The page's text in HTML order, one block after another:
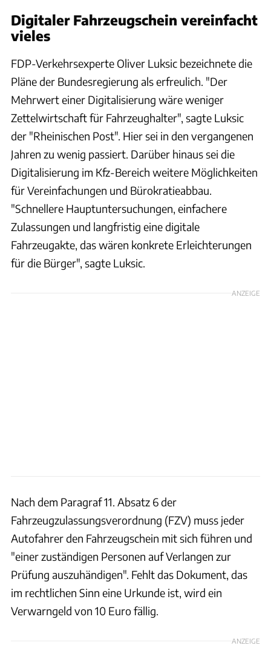
Digitaler Fahrzeugschein vereinfacht
vieles
FDP-Verkehrsexperte Oliver Luksic bezeichnete die
Pläne der Bundesregierung als erfreulich. "Der
Mehrwert einer Digitalisierung wäre weniger
Zettelwirtschaft für Fahrzeughalter", sagte Luksic
der "Rheinischen Post". Hier sei in den vergangenen
Jahren zu wenig passiert. Darüber hinaus sei die
Digitalisierung im Kfz-Bereich weitere Möglichkeiten
für Vereinfachungen und Bürokratieabbau.
"Schnellere Hauptuntersuchungen, einfachere
Zulassungen und langfristig eine digitale
Fahrzeugakte, das wären konkrete Erleichterungen
für die Bürger", sagte Luksic.
ANZEIGE
Nach dem Paragraf 11. Absatz 6 der
Fahrzeugzulassungsverordnung (FZV) muss jeder
Autofahrer den Fahrzeugschein mit sich führen und
"einer zuständigen Personen auf Verlangen zur
Prüfung auszuhändigen". Fehlt das Dokument, das
im rechtlichen Sinn eine Urkunde ist, wird ein
Verwarngeld von 10 Euro fällig.
ANZEIGE